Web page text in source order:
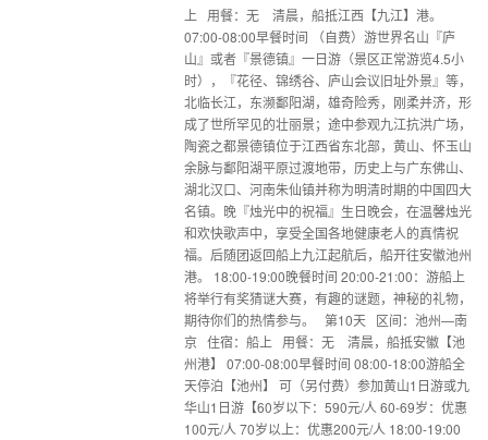
上 用餐：无 清晨，船抵江西【九江】港。
07:00-08:00早餐时间 （自费）游世界名山『庐
山』或者『景德镇』一日游（景区正常游览4.5小
时），『花径、锦绣谷、庐山会议旧址外景』等，
北临长江，东濒鄱阳湖，雄奇险秀，刚柔并济，形
成了世所罕见的壮丽景；途中参观九江抗洪广场，
陶瓷之都景德镇位于江西省东北部，黄山、怀玉山
余脉与鄱阳湖平原过渡地带，历史上与广东佛山、
湖北汉口、河南朱仙镇并称为明清时期的中国四大
名镇。晚『烛光中的祝福』生日晚会，在温馨烛光
和欢快歌声中，享受全国各地健康老人的真情祝
福。后随团返回船上九江起航后，船开往安徽池州
港。 18:00-19:00晚餐时间 20:00-21:00：游船上
将举行有奖猜谜大赛，有趣的谜题，神秘的礼物，
期待你们的热情参与。 第10天 区间：池州—南
京 住宿：船上 用餐：无 清晨，船抵安徽【池
州港】 07:00-08:00早餐时间 08:00-18:00游船全
天停泊【池州】 可（另付费）参加黄山1日游或九
华山1日游【60岁以下：590元/人 60-69岁：优惠
100元/人 70岁以上：优惠200元/人 18:00-19:00